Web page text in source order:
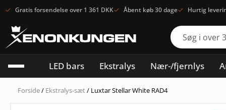
Gratis forsendelse over 1 361 DKK Åbent køb 30 dage Hurtig
LED bars Ekstralys Nær-/fjernlys
Forside/ Ekstralys-sæt/ Luxtar Stellar White RAD4